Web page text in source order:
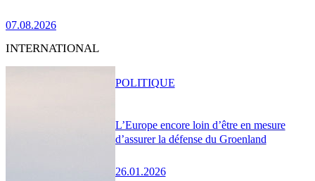
07.08.2026
INTERNATIONAL
L’Europe encore loin d’être en mesure
d’assurer la défense du Groenland
26.01.2026
POLITIQUE